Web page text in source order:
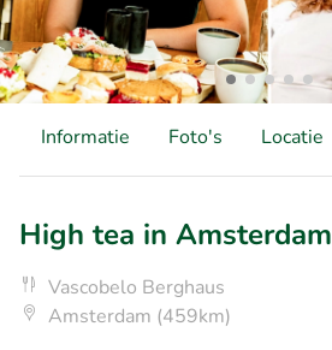
Informatie Foto's Locatie
High tea in Amsterdam
Vascobelo Berghaus
Amsterdam (459km)